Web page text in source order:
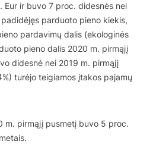
Eur ir buvo 7 proc. didesnės nei
parduoto pieno kiekis,
pardavimų dalis (ekologinės
pieno dalis 2020 m. pirmąjį
didesnė nei 2019 m. pirmąjį
turėjo teigiamos įtakos pajamų
m. pirmąjį pusmetį buvo 5 proc.